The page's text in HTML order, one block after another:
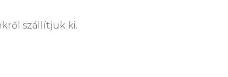
szállítjuk ki.